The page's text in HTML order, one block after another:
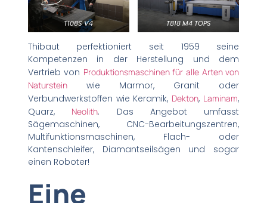
T108S V4 T818 M4 TOPS
Thibaut perfektioniert seit 1959 seine
Kompetenzen in der Herstellung und dem
Vertrieb von Produktionsmaschinen für alle Arten von
Natursteinwie Marmor, Granit oder
Verbundwerkstoffen wie Keramik, Dekton, Laminam,
Quarz, Neolith. Das Angebot umfasst
Sägemaschinen, CNC-Bearbeitungszentren,
Multifunktionsmaschinen, Flach- oder
Kantenschleifer, Diamantseilsägen und sogar
einen Roboter!
Eine